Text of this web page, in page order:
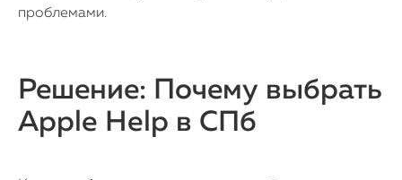
проблемами.
Решение: Почему выбрать
Apple Help в СПб